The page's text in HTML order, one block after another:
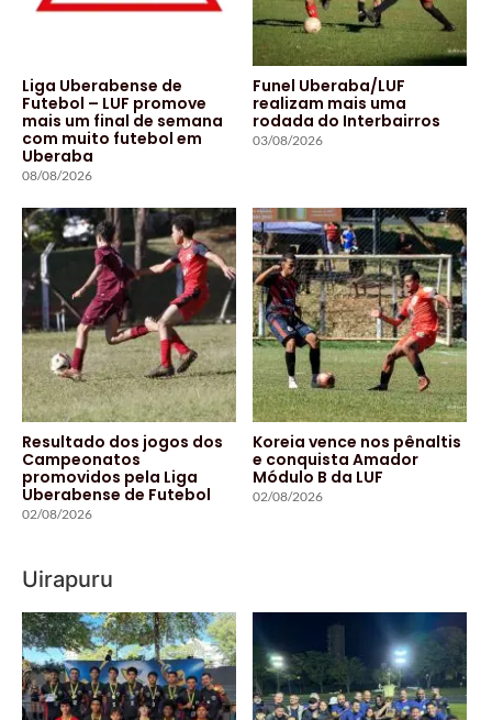
Liga Uberabense de
Futebol – LUF promove
mais um final de semana
com muito futebol em
Uberaba
08/08/2026
Funel Uberaba/LUF
realizam mais uma
rodada do Interbairros
03/08/2026
Resultado dos jogos dos
Campeonatos
promovidos pela Liga
Uberabense de Futebol
02/08/2026
Koreia vence nos pênaltis
e conquista Amador
Módulo B da LUF
02/08/2026
Uirapuru